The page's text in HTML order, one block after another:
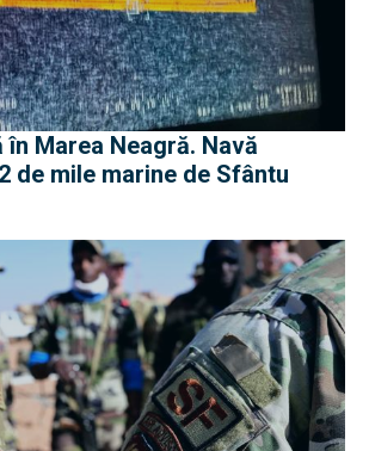
în Marea Neagră. Navă
de mile marine de Sfântu